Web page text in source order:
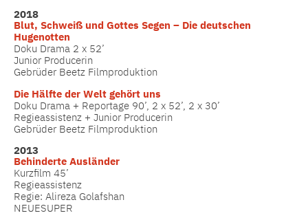
2018
Blut, Schweiß und Gottes Segen – Die deutschen
Hugenotten
Doku Drama 2 x 52’
Junior Producerin
Gebrüder Beetz Filmproduktion
Die Hälfte der Welt gehört uns
Doku Drama + Reportage 90’, 2 x 52’, 2 x 30’
Regieassistenz + Junior Producerin
Gebrüder Beetz Filmproduktion
2013
Behinderte Ausländer
Kurzfilm 45’
Regieassistenz
Regie: Alireza Golafshan
NEUESUPER